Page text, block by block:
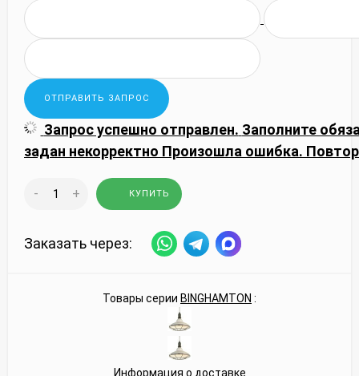
Запрос успешно отправлен. Заполните
задан некорректно Произошла ошибка.
- + КУПИТЬ
Заказать через:
Товары серии BINGHAMTON :
Информация о доставке